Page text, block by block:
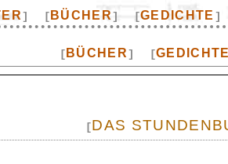
] [ BÜCHER] [GEDICHTE ]
[ BÜCHER] [GEDICHTE
[DAS